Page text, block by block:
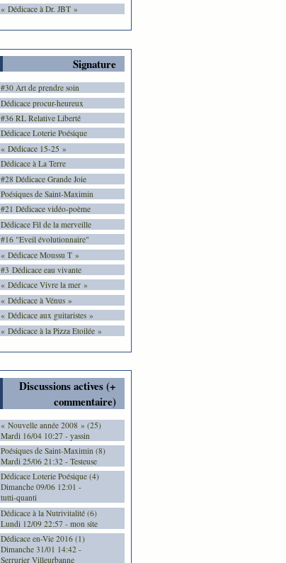
« Dédicace à Dr. JBT »
Signature
#30 Art de prendre soin
Dédicace procur-heureux
#36 RL Relative Liberté
Dédicace Loterie Poésique
« Dédicace 15-25 »
Dédicace à La Terre
#28 Dédicace Grande Joie
Poésiques de Saint-Maximin
#21 Dédicace vidéo-poème
Dédicace Fil de la merveille
#16 "Eveil évolutionnaire"
« Dédicace Moussu T »
#3 Dédicace eau vivante
« Dédicace Vivre la mer »
« Dédicace à Vénus »
« Dédicace aux guitaristes »
« Dédicace à la Pizza Etoilée »
Discussions actives (+
commentaire)
« Nouvelle année 2008 » (25)
Mardi 16/04 10:27 - yassin
Poésiques de Saint-Maximin (8)
Mardi 25/06 21:32 - Testeuse
Dédicace Loterie Poésique (4)
Dimanche 09/06 12:01 -
tutti-quanti
Dédicace à la Nutrivitalité (6)
Lundi 12/09 22:57 - mon site
Dédicace en-Vie 2016 (1)
Dimanche 31/01 14:42 -
Serrurier Villeurbanne